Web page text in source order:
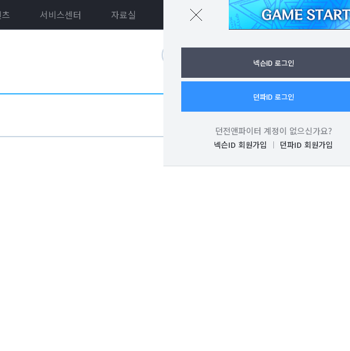
서비스센터 자료실 던파ON로그인
넥슨ID 로그인
던파ID 로그인
던전앤파이터 계정이 없으신가요?
넥슨ID 회원가입 던파ID 회원가입